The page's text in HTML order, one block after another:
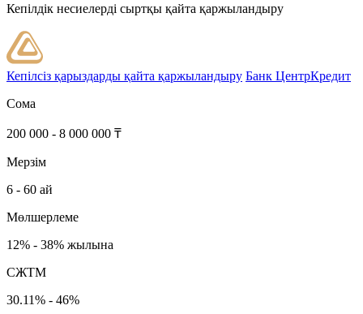
Кепілдік несиелерді сыртқы қайта қаржыландыру
Кепілсіз қарыздарды қайта қаржыландыру Банк ЦентрКредит
Сома
200 000 - 8 000 000 ₸
Мерзім
6 - 60 ай
Мөлшерлеме
12% - 38% жылына
СЖТМ
30.11% - 46%